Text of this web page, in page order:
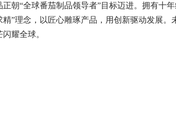
“全球番茄制品领导者”目标迈进。拥有十年
”理念，以匠心雕琢产品，用创新驱动发展。
耀全球。